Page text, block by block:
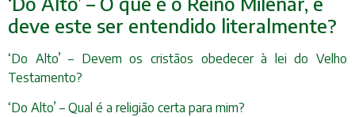
deve este ser entendido literalmente?
‘Do Alto’ – Devem os cristãos obedecer à lei do Velho
Testamento?
‘Do Alto’ – Qual é a religião certa para mim?